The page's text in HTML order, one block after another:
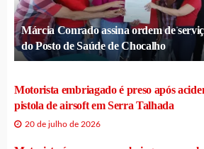
Márcia Conrado assina ordem de
do Posto de Saúde de Chocalho
Motorista embriagado é preso após
pistola de airsoft em Serra Talhada
20 de julho de 2026